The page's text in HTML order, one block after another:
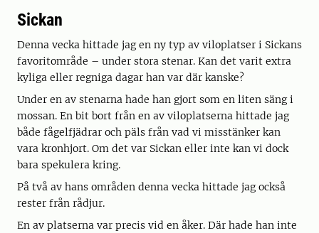
Sickan
Denna vecka hittade jag en ny typ av viloplatser i Sickans
favoritområde – under stora stenar. Kan det varit extra
kyliga eller regniga dagar han var där kanske?
Under en av stenarna hade han gjort som en liten säng i
mossan. En bit bort från en av viloplatserna hittade jag
både fågelfjädrar och päls från vad vi misstänker kan
vara kronhjort. Om det var Sickan eller inte kan vi dock
bara spekulera kring.
På två av hans områden denna vecka hittade jag också
rester från rådjur.
En av platserna var precis vid en åker. Där hade han inte